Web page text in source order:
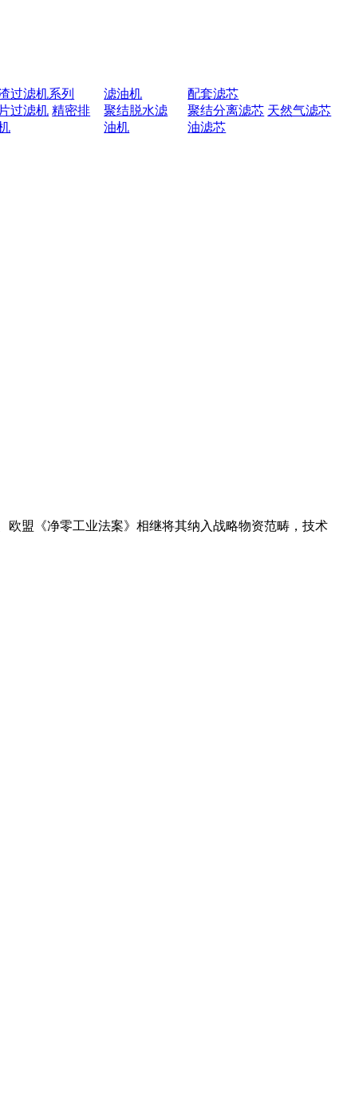
过滤机系列
过滤机 精密排
滤油机
聚结脱水滤
油机
配套滤芯
聚结分离滤芯 天然气滤芯
油滤芯
欧盟《净零工业法案》相继将其纳入战略物资范畴，技术